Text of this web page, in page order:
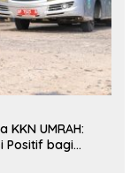
KKN UMRAH:
Positif bagi